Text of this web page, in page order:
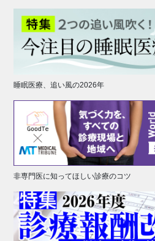
睡眠医療、追い風の2026年
非専門医に知ってほしい診療のコツ